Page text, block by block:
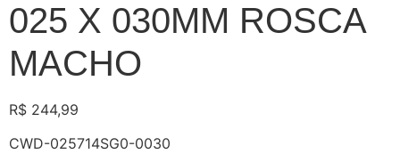
025 X 030MM ROSCA
MACHO
R$ 244,99
CWD-025714SG0-0030